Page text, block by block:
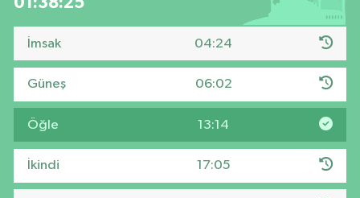
İmsak 04:24
Güneş 06:02
Öğle 13:14
İkindi 17:05